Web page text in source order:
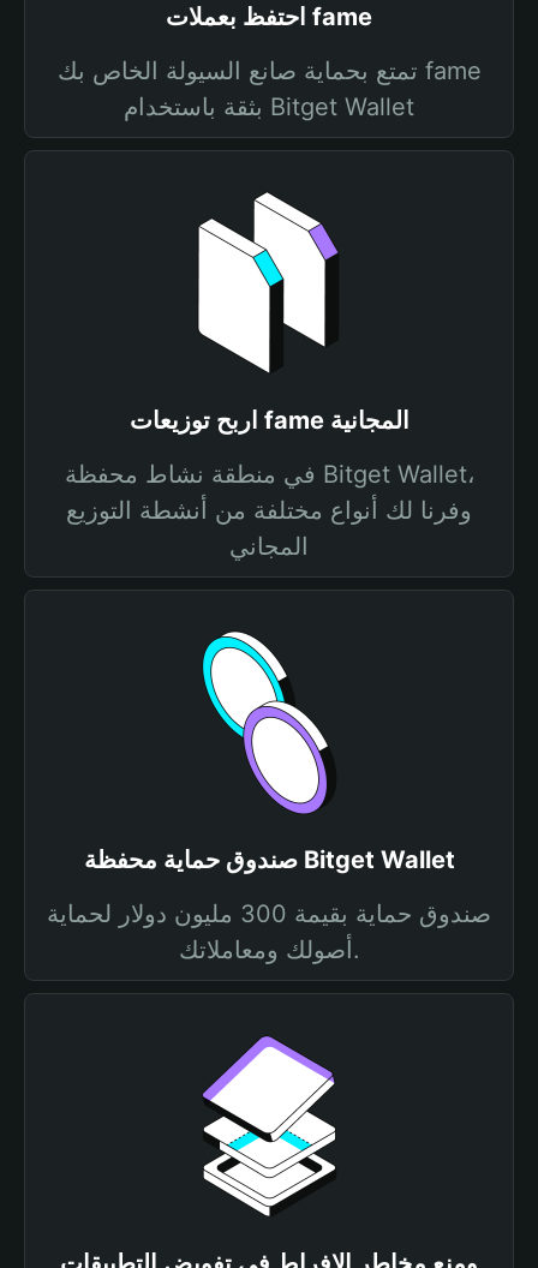
احتفظ بعملات fame
تمتع بحماية صانع السيولة الخاص بك fame
بثقة باستخدام Bitget Wallet
اربح توزيعات fame المجانية
في منطقة نشاط محفظة Bitget Wallet،
وفرنا لك أنواع مختلفة من أنشطة التوزيع
المجاني
صندوق حماية محفظة Bitget Wallet
صندوق حماية بقيمة 300 مليون دولار لحماية
أصولك ومعاملاتك.